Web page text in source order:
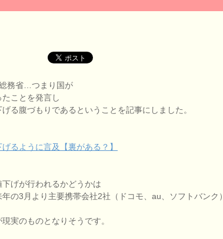
務省…つまり国が
ことを発言し
る腹づもりであるということを記事にしました。
るように言及【裏がある？】
げが行われるかどうかは
の3月より主要携帯会社2社（ドコモ、au、ソフトバンク）
実のものとなりそうです。